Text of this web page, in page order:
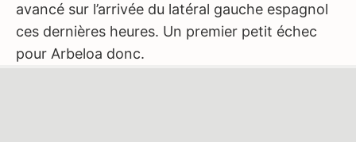
avancé sur l’arrivée du latéral gauche espagnol
ces dernières heures. Un premier petit échec
pour Arbeloa donc.